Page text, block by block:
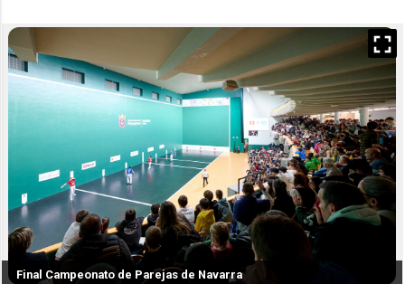
Final Campeonato de Parejas de Navarra